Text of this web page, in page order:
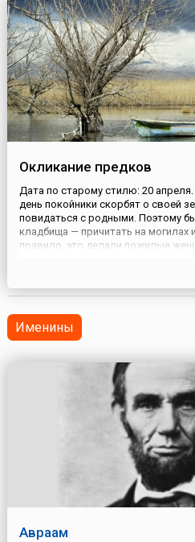
Окликание предков
Дата по старому стилю: 20
день покойники скорбят о своей
повидаться с родными. Поэтому
кладбища — причитать на могилах
правило, это делали пожилые
детушек,...
Именины
Авраам